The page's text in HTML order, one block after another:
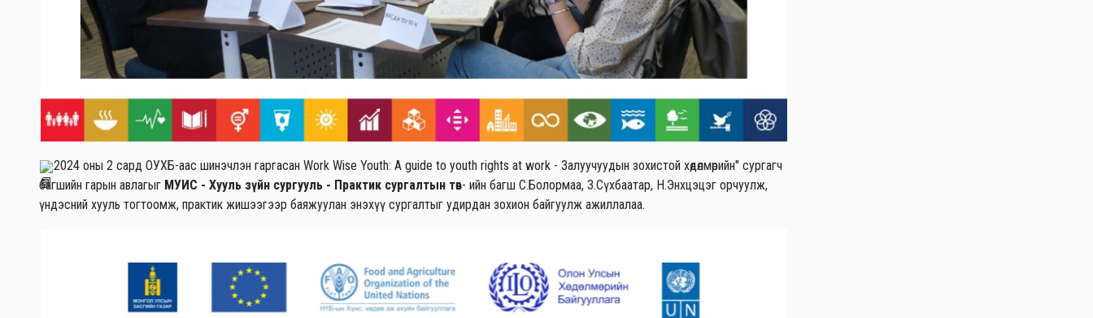
2024 оны 2 сард ОУХБ-аас шинэчлэн гаргасан Work Wise Youth: A guide to youth rights at work - Залуучуудын зохистой хөдөлмөрийн" сургагч
багшийн гарын авлагыг МУИС - Хууль зүйн сургууль - Практик сургалтын төв- ийн багш С.Болормаа, З.Сүхбаатар, Н.Энхцэцэг орчуулж,
үндэсний хууль тогтоомж, практик жишээгээр баяжуулан энэхүү сургалтыг удирдан зохион байгуулж ажиллалаа.